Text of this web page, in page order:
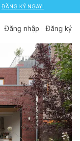
ĐĂNG KÝ NGAY!
Đăng nhập Đăng ký